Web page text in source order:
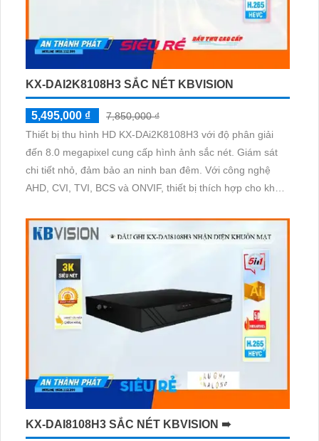
KX-DAI2K8108H3 SẮC NÉT KBVISION
5,495,000 ₫
7,850,000 ₫
Thiết bị thu hình HD KX-DAi2K8108H3 với độ phân giải
đến 8.0 megapixel cung cấp hình ảnh sắc nét. Giám sát
chi tiết nhỏ, đảm bảo an ninh ban đêm. Với công nghệ
AHD, CVI, TVI, BCS và ONVIF, thiết bị thích hợp cho kho
KX-DAI8108H3 SẮC NÉT KBVISION ➠